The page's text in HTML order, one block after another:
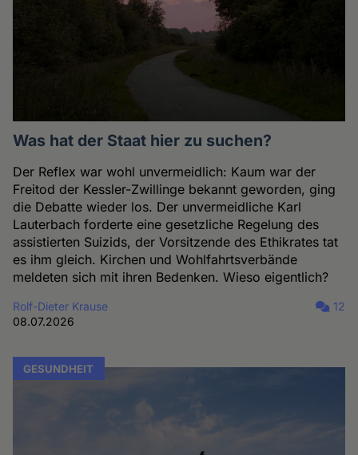
Was hat der Staat hier zu suchen?
Der Reflex war wohl unvermeidlich: Kaum war der
Freitod der Kessler-Zwillinge bekannt geworden, ging
die Debatte wieder los. Der unvermeidliche Karl
Lauterbach forderte eine gesetzliche Regelung des
assistierten Suizids, der Vorsitzende des Ethikrates tat
es ihm gleich. Kirchen und Wohlfahrtsverbände
meldeten sich mit ihren Bedenken. Wieso eigentlich?
Rolf-Dieter Krause
08.07.2026
12
GESUNDHEIT